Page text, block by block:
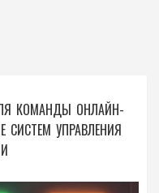
ДЛЯ КОМАНДЫ ОНЛАЙН-
СИСТЕМ УПРАВЛЕНИЯ